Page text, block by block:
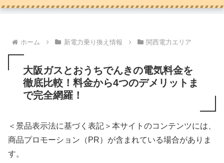
ホーム 新電力乗り換え情報 関西電力エリア
大阪ガスとおうちでんきの電気料金を
徹底比較！料金から4つのデメリットま
で完全網羅！
＜景品表示法に基づく表記＞本サイトのコンテンツには、
商品プロモーション（PR）が含まれている場合がありま
す。